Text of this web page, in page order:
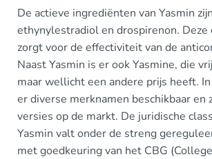
De actieve ingrediënten van Yasmin zijn
ethynylestradiol en drospirenon. Deze
zorgt voor de effectiviteit van de
Naast Yasmin is er ook Yasmine, die
maar wellicht een andere prijs heeft.
er diverse merknamen beschikbaar en
versies op de markt. De juridische
Yasmin valt onder de streng
met goedkeuring van het CBG